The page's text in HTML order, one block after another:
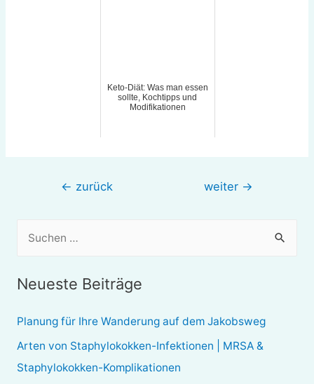
Keto-Diät: Was man essen
sollte, Kochtipps und
Modifikationen
Beitragsnavigation
← zurück weiter →
e
n
n
Neueste Beiträge
Planung für Ihre Wanderung auf dem Jakobsweg
Arten von Staphylokokken-Infektionen | MRSA &
Staphylokokken-Komplikationen